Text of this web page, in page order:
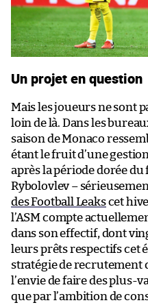
Un projet en question
Mais les joueurs ne sont
loin de là. Dans les
saison de Monaco
étant le fruit d’une
après la période dorée
Rybolovlev –
des Football Leakscet
l’ASM compte
dans son effectif, dont
leurs prêts respectifs cet
stratégie de recrutement
l’envie de faire des plus-
que par l’ambition de